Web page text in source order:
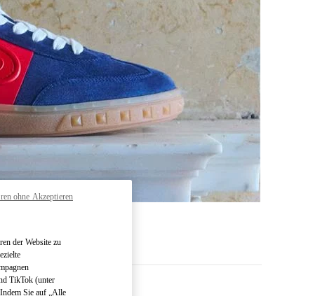
Opens in New Tab
der Website zu
TikTok (unter
Sie auf „Alle
ohne Akzeptieren